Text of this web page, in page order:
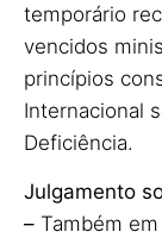
temporário
vencidos
princípios
Internacional
Deficiência.
Julgamento
– Também